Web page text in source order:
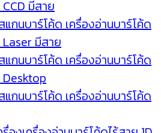
มีสาย
แกนบาร์โค้ด เครื่องอ่านบาร์โค้ด
มีสาย
แกนบาร์โค้ด เครื่องอ่านบาร์โค้ด
Desktop
แกนบาร์โค้ด เครื่องอ่านบาร์โค้ด